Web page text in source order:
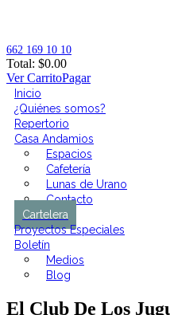
662 169 10 10
Total: $0.00
Ver CarritoPagar
Inicio
¿Quiénes somos?
Repertorio
Casa Andamios
Espacios
Cafetería
Lunas de Urano
Contacto
Cartelera
Proyectos Especiales
Boletín
Medios
Blog
El Club De Los